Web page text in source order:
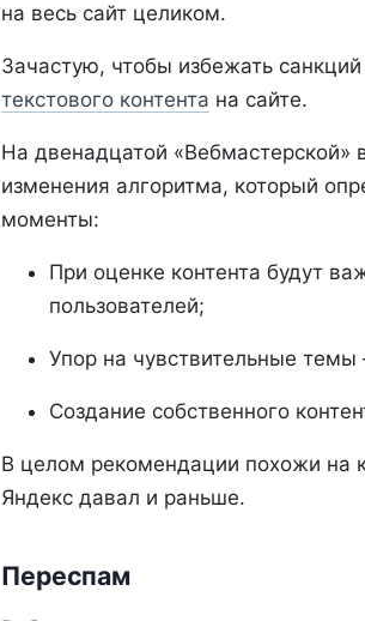
на весь сайт целиком.
Зачастую, чтобы избежать санкций
текстового контента на сайте.
На двенадцатой «Вебмастерской»
изменения алгоритма, который
моменты:
При оценке контента будут
пользователей;
Упор на чувствительные
Создание собственного
В целом рекомендации похожи на
Яндекс давал и раньше.
Переспам